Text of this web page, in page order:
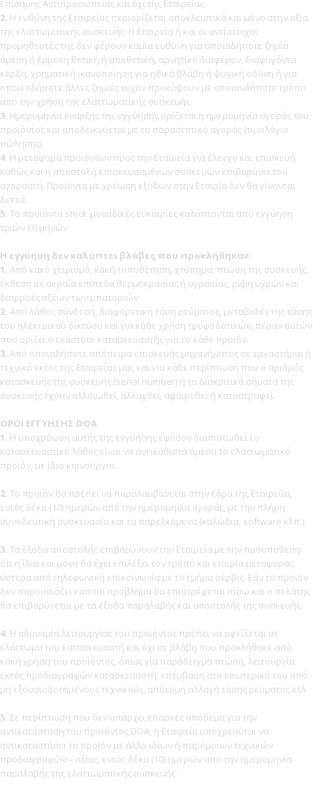
Επίσημης Αντιπροσωπείας και όχι της Εταιρείας.
2. Η ευθύνη της Εταιρείας περιορίζεται αποκλειστικά και μόνο στην αξία
της ελαττωματικής συσκευής. Η Εταιρεία ή και οι αντίστοιχοι
προμηθευτές της δεν φέρουν καμία ευθύνη για οποιαδήποτε ζημία
άμεση ή έμμεση θετική ή αποθετική, αρνητικό διαφέρον, διαφυγόντα
κέρδη, χρηματική ικανοποίηση για ηθική βλάβη ή ψυχική οδύνη ή για
οποιεσδήποτε άλλες ζημιές τυχόν προκύψουν με οποιονδήποτε τρόπο
από την χρήση της ελαττωματικής συσκευής.
3. Ημερομηνία έναρξης της εγγύησης ορίζεται η ημερομηνία αγοράς του
προϊόντος και αποδεικνύεται με το παραστατικό αγοράς (τιμολόγιο
πώλησης).
4. Η μεταφορά προϊόντων προς την Εταιρεία για έλεγχο και επισκευή
καθώς και η αποστολή επισκευασμένων συσκευών επιβαρύνει τον
αγοραστή. Προϊόντα με χρέωση εξόδων στην Εταιρία δεν θα γίνονται
δεκτά.
5. Τα προϊόντα stock-μοναδικές ευκαιρίες καλύπτονται από εγγύηση
τριών (3) μηνών.
Η εγγύηση δεν καλύπτει βλάβες που προκλήθηκαν:
1. Από κακό χειρισμό, κακή τοποθέτηση, χτύπημα, πτώση της συσκευής,
έκθεση σε ακραία επίπεδα θερμοκρασίας ή υγρασίας, ρίψη υγρών και
διαρροές οξέων των μπαταριών.
2. Από λάθος σύνδεση, διαφορετική τάση ρεύματος, μεταβολές της τάσης
του ηλεκτρικού δικτύου και για κάθε χρήση τροφοδοτικών, πέραν αυτών
που ορίζει ο εκάστοτε κατασκευαστής για το κάθε προϊόν.
3. Από οποιαδήποτε απόπειρα επισκευής μηχανήματος σε εργαστήριο ή
τεχνικό εκτός της Εταιρείας μας και για κάθε περίπτωση που ο αριθμός
κατασκευής της συσκευής (serial number) ή τα διακριτικά σήματα της
συσκευής έχουν αλλοιωθεί, αλλαχθεί, αφαιρεθεί ή καταστραφεί.
ΟΡΟΙ ΕΓΓΥΗΣΗΣ DOA
1. Η υποχρέωση αυτής της εγγύησης εφόσον διαπιστωθεί το
κατασκευαστικό λάθος είναι να αντικαθιστά άμεσα το ελαττωματικό
προϊόν, με ίδιο καινούργιο.
2. Το προϊόν θα πρέπει να παραλαμβάνεται στην έδρα της Εταιρείας
εντός δέκα (10) ημερών από την ημερομηνία αγοράς, με την πλήρη
συνοδευτική συσκευασία και τα παρελκόμενα (καλώδια, software κλπ.).
3. Τα έξοδα αποστολής επιβαρύνουν την Εταιρεία με την προϋπόθεση
ότι η ίδια και μόνο θα έχει επιλέξει τον τρόπο και εταιρία μεταφοράς,
ύστερα από τηλεφωνική επικοινωνία με το τμήμα σέρβις. Εάν το προϊόν
δεν παρουσιάζει κάποιο πρόβλημα θα επιστρέφεται πίσω και ο πελάτης
θα επιβαρύνεται με τα έξοδα παραλαβής και αποστολής της συσκευής.
4. Η αδυναμία λειτουργίας του προϊόντος πρέπει να οφείλεται σε
ελάττωμα του κατασκευαστή και όχι σε βλάβη που προκλήθηκε από
κακή χρήση του προϊόντος, όπως για παράδειγμα πτώση, λειτουργία
εκτός προδιαγραφών κατασκευαστή, επέμβαση στο εσωτερικό του από
μη εξουσιοδοτημένους τεχνικούς, απότομη αλλαγή τάσης ρεύματος κτλ
5. Σε περίπτωση που δεν υπάρχει επαρκές απόθεμα για την
αντικατάσταση του προϊόντος DOA, η Εταιρεία υποχρεούται να
αντικαταστήσει το προϊόν με άλλο ιδίων ή παρόμοιων τεχνικών
προδιαγραφών – αξίας, εντός δέκα (10) ημερών από την ημερομηνία
παραλαβής της ελαττωματικής συσκευής.